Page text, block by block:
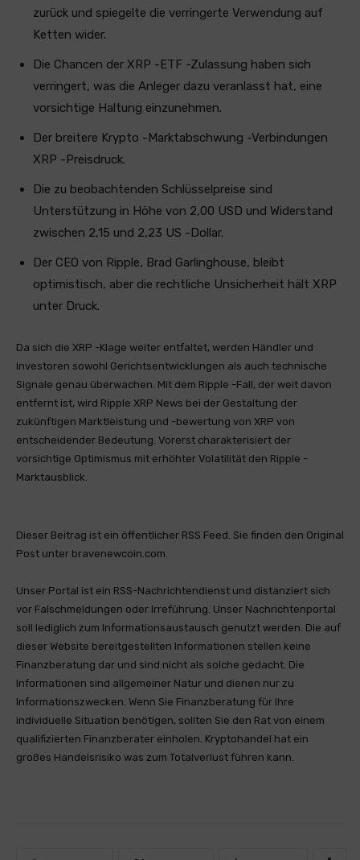
zurück und spiegelte die verringerte Verwendung auf
Ketten wider.
Die Chancen der XRP -ETF -Zulassung haben sich
verringert, was die Anleger dazu veranlasst hat, eine
vorsichtige Haltung einzunehmen.
Der breitere Krypto -Marktabschwung -Verbindungen
XRP -Preisdruck.
Die zu beobachtenden Schlüsselpreise sind
Unterstützung in Höhe von 2,00 USD und Widerstand
zwischen 2,15 und 2,23 US -Dollar.
Der CEO von Ripple, Brad Garlinghouse, bleibt
optimistisch, aber die rechtliche Unsicherheit hält XRP
unter Druck.
Da sich die XRP -Klage weiter entfaltet, werden Händler und
Investoren sowohl Gerichtsentwicklungen als auch technische
Signale genau überwachen. Mit dem Ripple -Fall, der weit davon
entfernt ist, wird Ripple XRP News bei der Gestaltung der
zukünftigen Marktleistung und -bewertung von XRP von
entscheidender Bedeutung. Vorerst charakterisiert der
vorsichtige Optimismus mit erhöhter Volatilität den Ripple -
Marktausblick.
Dieser Beitrag ist ein öffentlicher RSS Feed. Sie finden den Original
Post unter bravenewcoin.com.
Unser Portal ist ein RSS-Nachrichtendienst und distanziert sich
vor Falschmeldungen oder Irreführung. Unser Nachrichtenportal
soll lediglich zum Informationsaustausch genutzt werden. Die auf
dieser Website bereitgestellten Informationen stellen keine
Finanzberatung dar und sind nicht als solche gedacht. Die
Informationen sind allgemeiner Natur und dienen nur zu
Informationszwecken. Wenn Sie Finanzberatung für Ihre
individuelle Situation benötigen, sollten Sie den Rat von einem
qualifizierten Finanzberater einholen. Kryptohandel hat ein
großes Handelsrisiko was zum Totalverlust führen kann.